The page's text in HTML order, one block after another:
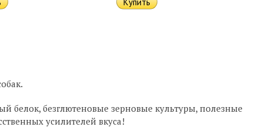
белок, безглютеновые зерновые культуры, полезные
усилителей вкуса!